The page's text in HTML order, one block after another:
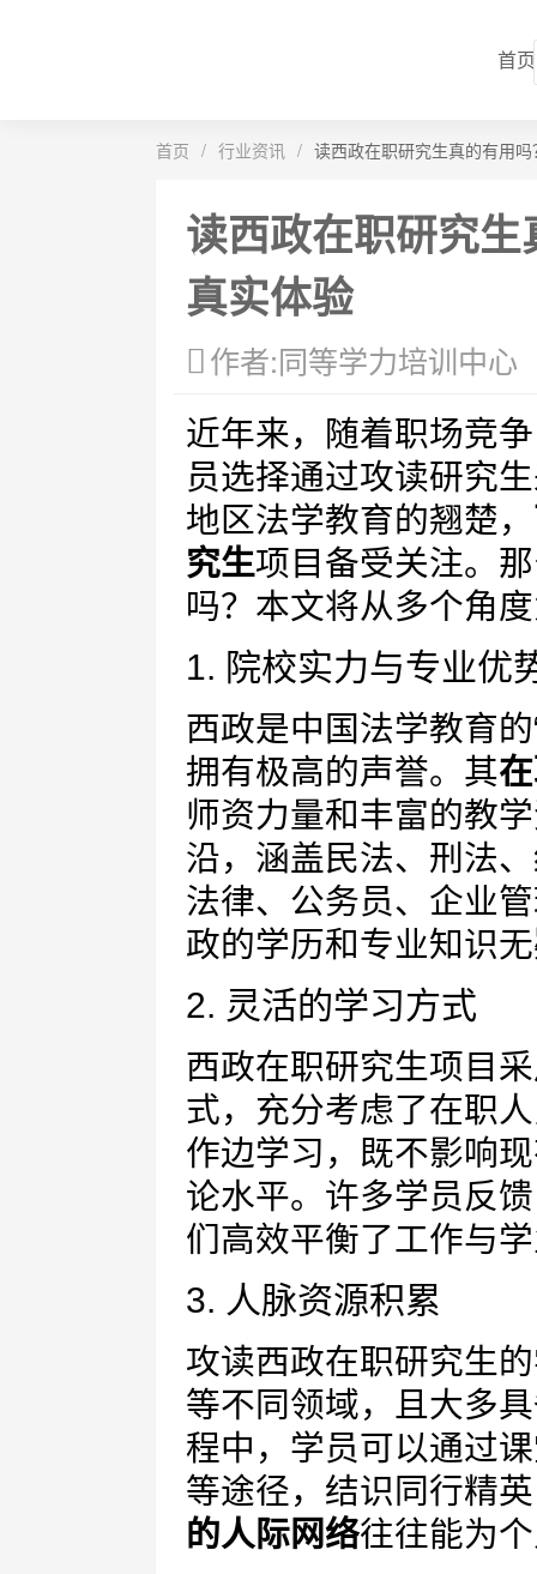
首页
首页 / 行业资讯 / 读西政在职研究生真的有用
读西政在职研究
真实体验
作者:同等学力培训中心
近年来，随着职场竞
员选择通过攻读研究
地区法学教育的翘楚，
究生项目备受关注。
吗？本文将从多个角
1. 院校实力与专业优
西政是中国法学教育
拥有极高的声誉。其
师资力量和丰富的教
沿，涵盖民法、刑法
法律、公务员、企业
政的学历和专业知识
2. 灵活的学习方式
西政在职研究生项目
式，充分考虑了在职
作边学习，既不影响
论水平。许多学员反
们高效平衡了工作与
3. 人脉资源积累
攻读西政在职研究生
等不同领域，且大多
程中，学员可以通过
等途径，结识同行精
的人际网络往往能为